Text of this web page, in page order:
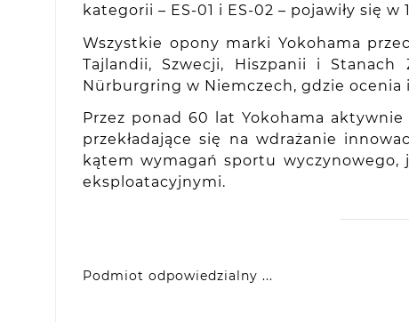
kategorii – ES-01 i ES-02 – pojawiły się
Wszystkie opony marki Yokohama
Tajlandii, Szwecji, Hiszpanii i
Nürburgring w Niemczech, gdzie
Przez ponad 60 lat Yokohama
przekładające się na wdrażanie
kątem wymagań sportu wyczynowego,
eksploatacyjnymi.
Podmiot odpowiedzialny ...